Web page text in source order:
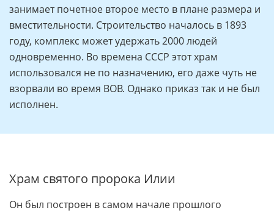
занимает почетное второе место в плане размера и
вместительности. Строительство началось в 1893
году, комплекс может удержать 2000 людей
одновременно. Во времена СССР этот храм
использовался не по назначению, его даже чуть не
взорвали во время ВОВ. Однако приказ так и не был
исполнен.
Храм святого пророка Илии
Он был построен в самом начале прошлого